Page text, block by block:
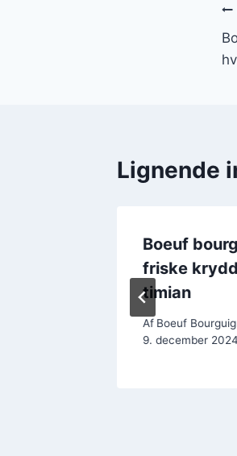
Lignende
Boeuf
friske
timian
Af Boeuf
9. december 2024